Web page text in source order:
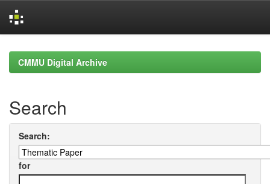
navigationCMMU Digital Archive
Search
Search:
for